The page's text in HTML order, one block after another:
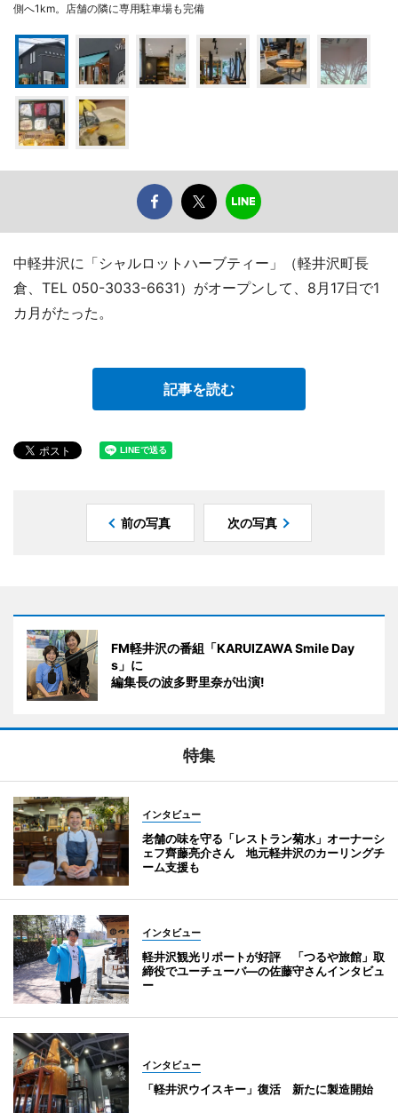
側へ1km。店舗の隣に専用駐車場も完備
中軽井沢に「シャルロットハーブティー」（軽井沢町長
倉、TEL 050-3033-6631）がオープンして、8月17日で1
カ月がたった。
記事を読む
前の写真 次の写真
FM軽井沢の番組「KARUIZAWA Smile Day
s」に
編集長の波多野里奈が出演!
特集
インタビュー
老舗の味を守る「レストラン菊水」オーナーシ
ェフ齊藤亮介さん 地元軽井沢のカーリングチ
ーム支援も
インタビュー
軽井沢観光リポートが好評 「つるや旅館」取
締役でユーチューバ―の佐藤守さんインタビュ
ー
インタビュー
「軽井沢ウイスキー」復活 新たに製造開始